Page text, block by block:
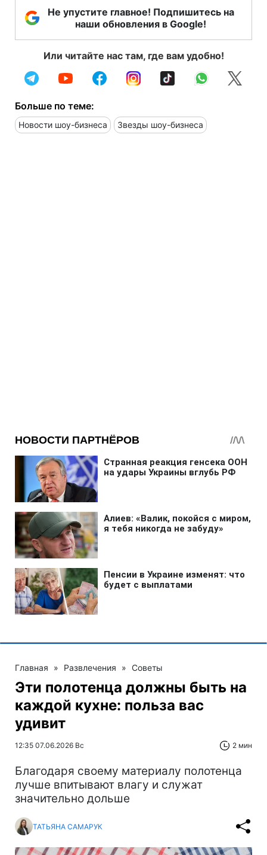
Не упустите главное! Подпишитесь на
наши обновления в Google!
Или читайте нас там, где вам удобно!
Больше по теме:
Новости шоу-бизнеса Звезды шоу-бизнеса
Главная » Развлечения » Советы
Эти полотенца должны быть на
каждой кухне: польза вас
удивит
12:35 07.06.2026 Вс 2 мин
Благодаря своему материалу полотенца
лучше впитывают влагу и служат
значительно дольше
ТАТЬЯНА САМАРУК